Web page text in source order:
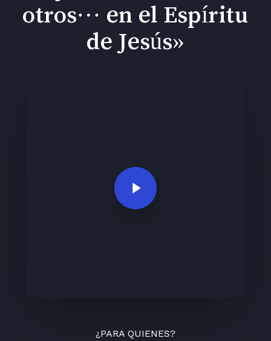
otros… en el Espíritu
de Jesús»
Play Video
¿PARA QUIENES?